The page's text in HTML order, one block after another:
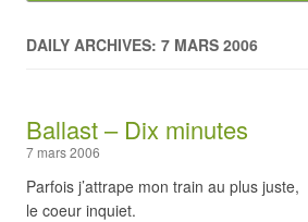
DAILY ARCHIVES: 7 MARS 2006
Ballast – Dix minutes
7 mars 2006
Parfois j’attrape mon train au plus juste,
le coeur inquiet.